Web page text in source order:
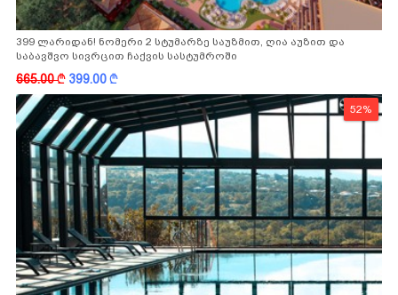
399 ლარიდან! ნომერი 2 სტუმარზე საუზმით, ღია აუზით და
საბავშვო სივრცით ჩაქვის სასტუმროში
665.00k 399.00k
52%